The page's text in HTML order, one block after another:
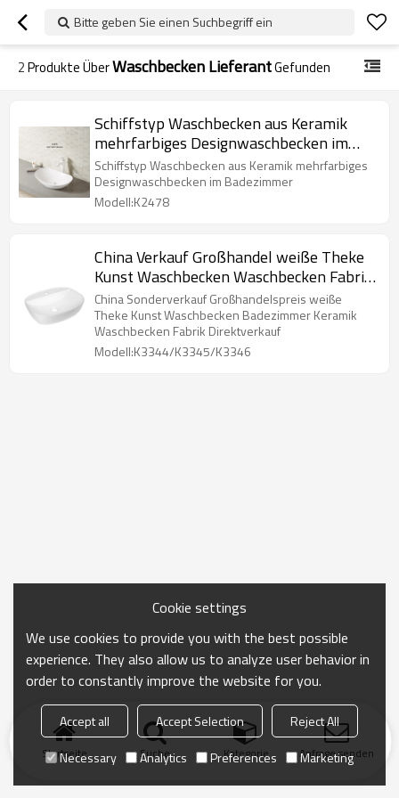
Bitte geben Sie einen Suchbegriff ein
2Produkte ÜberWaschbecken LieferantGefunden
Schiffstyp Waschbecken aus Keramik
mehrfarbiges Designwaschbecken im
Badezimmer
Schiffstyp Waschbecken aus Keramik mehrfarbiges
Designwaschbecken im Badezimmer
Modell:K2478
China Verkauf Großhandel weiße Theke
Kunst Waschbecken Waschbecken Fabrik
Direktverkauf
China Sonderverkauf Großhandelspreis weiße
Theke Kunst Waschbecken Badezimmer Keramik
Waschbecken Fabrik Direktverkauf
Modell:K3344/K3345/K3346
Startseite Suche Kategorie Anfrage senden
Cookie settings
We use cookies to provide you with the best possible
experience. They also allow us to analyze user behavior in
order to constantly improve the website for you.
Accept all Accept Selection
Reject All
Necessary
Analytics Preferences Marketing